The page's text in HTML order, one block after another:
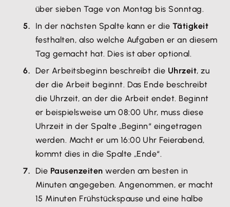
über sieben Tage von Montag bis Sonntag.
In der nächsten Spalte kann er die Tätigkeit
festhalten, also welche Aufgaben er an diesem
Tag gemacht hat. Dies ist aber optional.
Der Arbeitsbeginn beschreibt die Uhrzeit, zu
der die Arbeit beginnt. Das Ende beschreibt
die Uhrzeit, an der die Arbeit endet. Beginnt
er beispielsweise um 08:00 Uhr, muss diese
Uhrzeit in der Spalte „Beginn“ eingetragen
werden. Macht er um 16:00 Uhr Feierabend,
kommt dies in die Spalte „Ende“.
Die Pausenzeiten werden am besten in
Minuten angegeben. Angenommen, er macht
15 Minuten Frühstückspause und eine halbe